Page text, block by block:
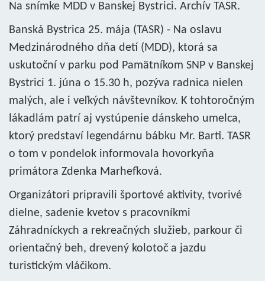
Na snímke MDD v Banskej Bystrici. Archív TASR.
Banská Bystrica 25. mája (TASR) - Na oslavu
Medzinárodného dňa detí (MDD), ktorá sa
uskutoční v parku pod Pamätníkom SNP v Banskej
Bystrici 1. júna o 15.30 h, pozýva radnica nielen
malých, ale i veľkých návštevníkov. K tohtoročným
lákadlám patrí aj vystúpenie dánskeho umelca,
ktorý predstaví legendárnu bábku Mr. Barti. TASR
o tom v pondelok informovala hovorkyňa
primátora Zdenka Marhefková.
Organizátori pripravili športové aktivity, tvorivé
dielne, sadenie kvetov s pracovníkmi
Záhradníckych a rekreačných služieb, parkour či
orientačný beh, drevený kolotoč a jazdu
turistickým vláčikom.